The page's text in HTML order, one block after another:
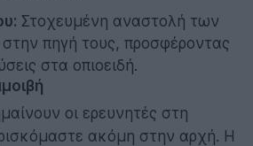
Στοχευμένη αναστολή των
πηγή τους, προσφέροντας
στα οπιοειδή.
οι ερευνητές στη
ακόμη στην αρχή. Η